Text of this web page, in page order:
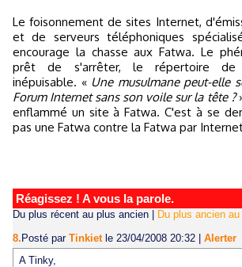
Le foisonnement de sites Internet,
et de serveurs téléphoniques
encourage la chasse aux Fatwa. Le
prêt de s'arrêter, le répertoire de
inépuisable. « Une musulmane peut-elle
Forum Internet sans son voile sur la tête ?
enflammé un site à Fatwa. C'est à se
pas une Fatwa contre la Fatwa par
Réagissez ! A vous la parole.
Du plus récent au plus ancien
Du plus ancien
8. Posté par Tinkiet le 23/04/2008 20:32
Alerter
A Tinky,